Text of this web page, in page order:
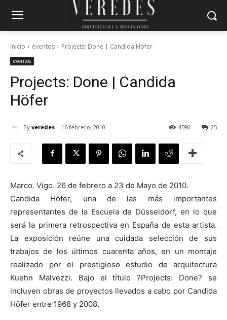
Inicio eventos Projects: Done | Candida Höfer
eventos
Projects: Done | Candida
Höfer
By veredes 16 febrero, 2010 25
4590
Marco. Vigo. 26 de febrero a 23 de Mayo de 2010.
Candida Höfer, una de las más importantes
representantes de la Escuela de Düsseldorf, en lo que
será la primera retrospectiva en España de esta artista.
La exposición reúne una cuidada selección de sus
trabajos de los últimos cuarenta años, en un montaje
realizado por el prestigioso estudio de arquitectura
Kuehn Malvezzi. Bajo el título ?Projects: Done? se
incluyen obras de proyectos llevados a cabo por Candida
Höfer entre 1968 y 2008.